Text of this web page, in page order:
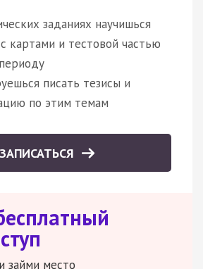
заданиях научишься
картами и тестовой частью
писать тезисы и
по этим темам
ЗАПИСАТЬСЯ
займи место